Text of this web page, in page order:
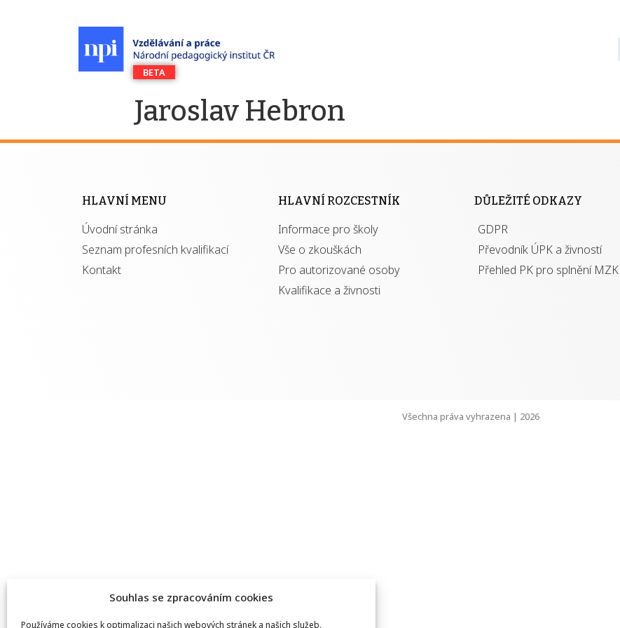
Souhlas se zpracováním cookies
Používáme cookies k optimalizaci našich webových stránek a našich služeb.
Jaroslav Hebron
HLAVNÍ MENU
Úvodní stránka
Seznam profesních kvalifikací
Kontakt
HLAVNÍ ROZCESTNÍK
Informace pro školy
Vše o zkouškách
Pro autorizované osoby
Kvalifikace a živnosti
DŮLEŽITÉ ODKAZY
GDPR
Převodník ÚPK a živností
Přehled PK pro splnění MZK
Všechna práva vyhrazena | 2026